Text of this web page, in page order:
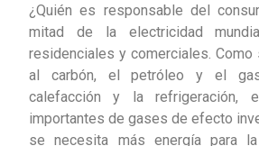
¿Quién es responsable del
mitad de la electricidad
residenciales y comerciales. Como
al carbón, el petróleo y el
calefacción y la refrigeración,
importantes de gases de efecto
se necesita más energía para